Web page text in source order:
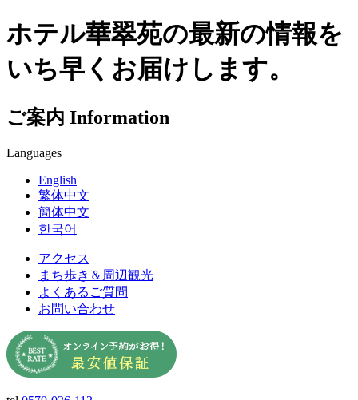
ホテル華翠苑の最新の情報を
いち早くお届けします。
ご案内 Information
Languages
English
繁体中文
簡体中文
한국어
アクセス
まち歩き＆周辺観光
よくあるご質問
お問い合わせ